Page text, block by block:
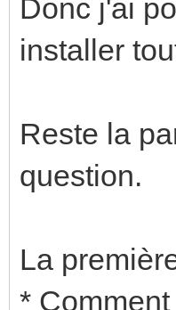
Donc j'ai
installer
Reste la
question.
La
*